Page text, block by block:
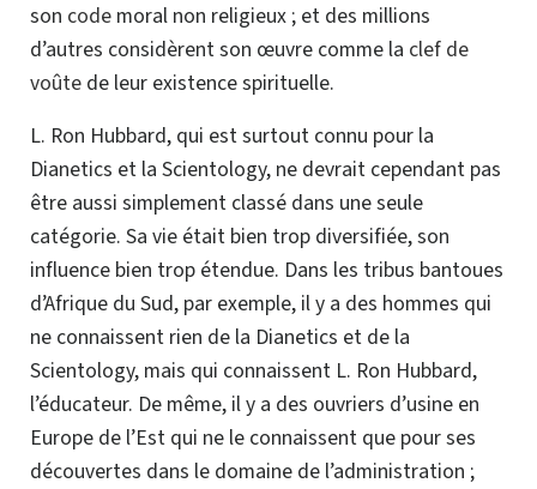
son code moral non religieux ; et des millions
d’autres considèrent son œuvre comme la clef de
voûte de leur existence spirituelle.
L. Ron Hubbard, qui est surtout connu pour la
Dianetics et la Scientology, ne devrait cependant pas
être aussi simplement classé dans une seule
catégorie. Sa vie était bien trop diversifiée, son
influence bien trop étendue. Dans les tribus bantoues
d’Afrique du Sud, par exemple, il y a des hommes qui
ne connaissent rien de la Dianetics et de la
Scientology, mais qui connaissent L. Ron Hubbard,
l’éducateur. De même, il y a des ouvriers d’usine en
Europe de l’Est qui ne le connaissent que pour ses
découvertes dans le domaine de l’administration ;